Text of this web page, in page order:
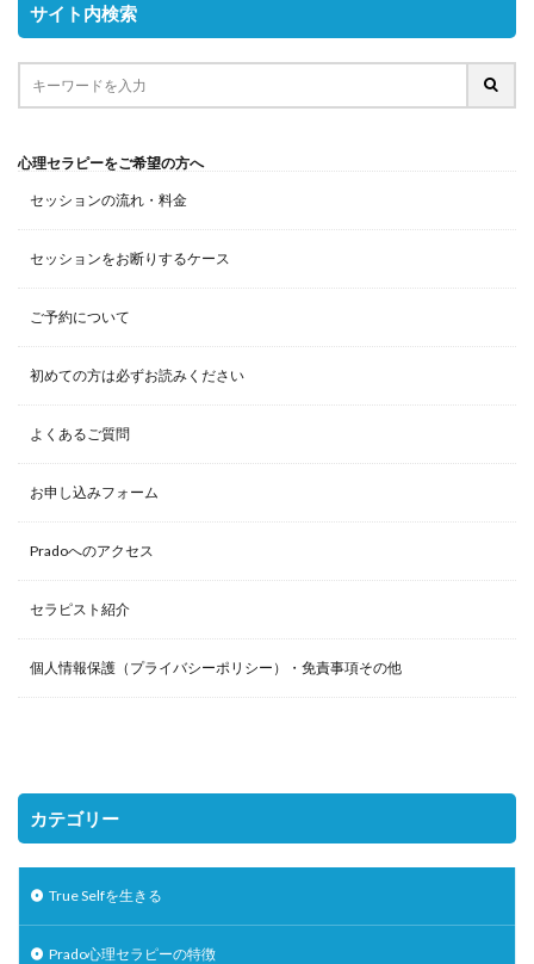
サイト内検索
心理セラピーをご希望の方へ
セッションの流れ・料金
セッションをお断りするケース
ご予約について
初めての方は必ずお読みください
よくあるご質問
お申し込みフォーム
Pradoへのアクセス
セラピスト紹介
個人情報保護（プライバシーポリシー）・免責事項その他
カテゴリー
True Selfを生きる
Prado心理セラピーの特徴